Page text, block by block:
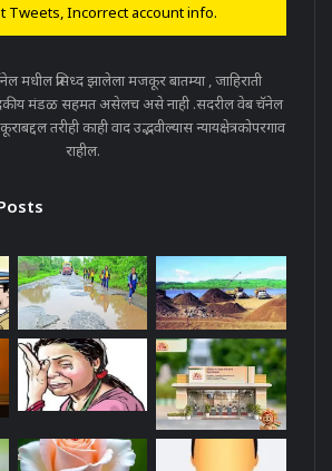
Tweets, Incorrect account info.
मधील प्रसिध्द झालेला मजकूर बातम्या , जाहिराती
मंडळ सहमत असेलच असे नाही .सदरील वेब चॅनेल
तरीही काही वाद उद्भवील्यास न्यायक्षेत्रकोपरगाव
राहील.